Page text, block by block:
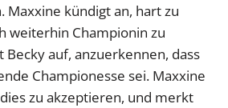
Maxxine kündigt an, hart zu
weiterhin Championin zu
auf, anzuerkennen, dass
Championesse sei. Maxxine
zu akzeptieren, und merkt